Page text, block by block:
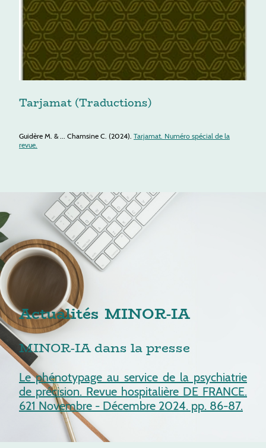
Tarjamat (Traductions)
Guidère M. & ... Chamsine C. (2024). Tarjamat. Numéro spécial de la
revue.
Actualités MINOR-IA
MINOR-IA dans la presse
Le phénotypage au service de la psychiatrie
de précision. Revue hospitalière DE FRANCE.
621 Novembre - Décembre 2024. pp. 86-87.